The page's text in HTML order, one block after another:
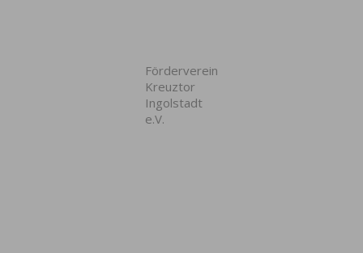
Förderverein
Kreuztor
Ingolstadt
e.V.